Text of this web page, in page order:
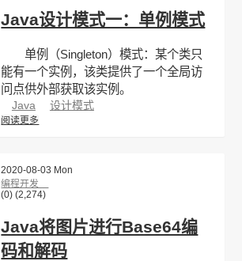
Java设计模式一：单例模式
单例（Singleton）模式：某个类只
能有一个实例，该类提供了一个全局访
问点供外部获取该实例。
Java 设计模式
阅读更多
2020-08-03 Mon
编程开发
(0) (2,274)
Java将图片进行Base64编
码和解码